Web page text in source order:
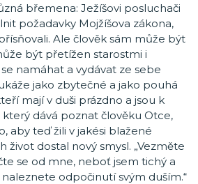
břemena: Ježíšovi posluchači
požadavky Mojžíšova zákona,
Ale člověk sám může být
být přetížen starostmi i
namáhat a vydávat ze sebe
jako zbytečné a jako pouhá
mají v duši prázdno a jsou k
který dává poznat člověku Otce,
aby teď žili v jakési blažené
život dostal nový smysl. „Vezměte
se od mne, neboť jsem tichý a
odpočinutí svým duším.“